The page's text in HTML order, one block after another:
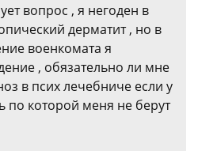
вопрос , я негоден в
дерматит , но в
военкомата я
, обязательно ли мне
в псих лечебниче если у
по которой меня не берут